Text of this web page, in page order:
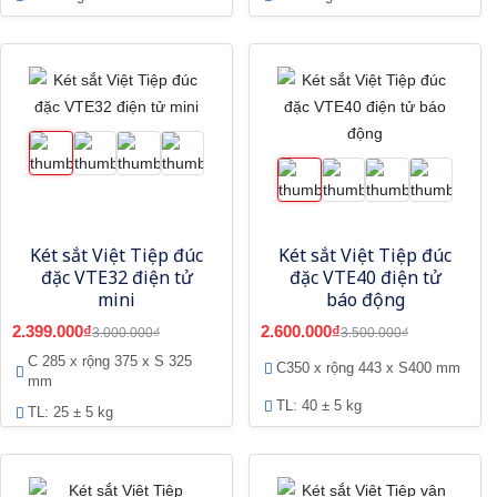
Két sắt Việt Tiệp đúc
đặc VTE32 điện tử
mini
2.399.000₫3.000.000₫
C 285 x rộng 375 x S 325
mm
TL: 25 ± 5 kg
Két sắt Việt Tiệp đúc
đặc VTE40 điện tử
báo động
2.600.000₫3.500.000₫
C350 x rộng 443 x S400 mm
TL: 40 ± 5 kg